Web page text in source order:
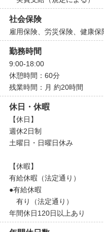
社会保険
雇用保険、労災保険、健康保
勤務時間
9:00-18:00
休憩時間：60分
残業時間：月 約20時間
休日・休暇
【休日】
週休2日制
土曜日・日曜日休み
【休暇】
有給休暇（法定通り）
●有給休暇
有り（法定通り）
年間休日120日以上あり